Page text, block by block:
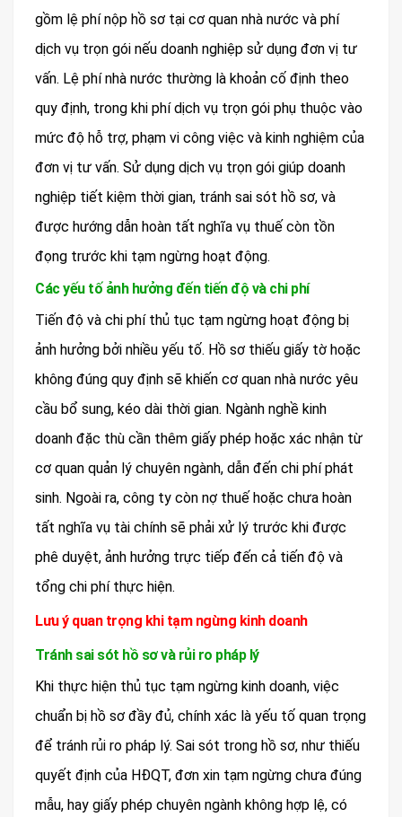
gồm lệ phí nộp hồ sơ tại cơ quan nhà nước và phí
dịch vụ trọn gói nếu doanh nghiệp sử dụng đơn vị tư
vấn. Lệ phí nhà nước thường là khoản cố định theo
quy định, trong khi phí dịch vụ trọn gói phụ thuộc vào
mức độ hỗ trợ, phạm vi công việc và kinh nghiệm của
đơn vị tư vấn. Sử dụng dịch vụ trọn gói giúp doanh
nghiệp tiết kiệm thời gian, tránh sai sót hồ sơ, và
được hướng dẫn hoàn tất nghĩa vụ thuế còn tồn
đọng trước khi tạm ngừng hoạt động.
Các yếu tố ảnh hưởng đến tiến độ và chi phí
Tiến độ và chi phí thủ tục tạm ngừng hoạt động bị
ảnh hưởng bởi nhiều yếu tố. Hồ sơ thiếu giấy tờ hoặc
không đúng quy định sẽ khiến cơ quan nhà nước yêu
cầu bổ sung, kéo dài thời gian. Ngành nghề kinh
doanh đặc thù cần thêm giấy phép hoặc xác nhận từ
cơ quan quản lý chuyên ngành, dẫn đến chi phí phát
sinh. Ngoài ra, công ty còn nợ thuế hoặc chưa hoàn
tất nghĩa vụ tài chính sẽ phải xử lý trước khi được
phê duyệt, ảnh hưởng trực tiếp đến cả tiến độ và
tổng chi phí thực hiện.
Lưu ý quan trọng khi tạm ngừng kinh doanh
Tránh sai sót hồ sơ và rủi ro pháp lý
Khi thực hiện thủ tục tạm ngừng kinh doanh, việc
chuẩn bị hồ sơ đầy đủ, chính xác là yếu tố quan trọng
để tránh rủi ro pháp lý. Sai sót trong hồ sơ, như thiếu
quyết định của HĐQT, đơn xin tạm ngừng chưa đúng
mẫu, hay giấy phép chuyên ngành không hợp lệ, có